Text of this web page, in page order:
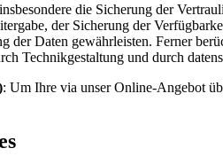
die Sicherung der
der Sicherung der
der Daten gewährleisten. Ferner
Technikgestaltung und durch
: Um Ihre via unser Online-Angebot